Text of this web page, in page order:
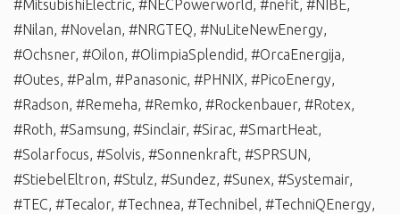
#MitsubishiElectric, #NECPowerworld, #nefit, #NIBE,
#Nilan, #Novelan, #NRGTEQ, #NuLiteNewEnergy,
#Ochsner, #Oilon, #OlimpiaSplendid, #OrcaEnergija,
#Outes, #Palm, #Panasonic, #PHNIX, #PicoEnergy,
#Radson, #Remeha, #Remko, #Rockenbauer, #Rotex,
#Roth, #Samsung, #Sinclair, #Sirac, #SmartHeat,
#Solarfocus, #Solvis, #Sonnenkraft, #SPRSUN,
#StiebelEltron, #Stulz, #Sundez, #Sunex, #Systemair,
#TEC, #Tecalor, #Technea, #Technibel, #TechniQEnergy,